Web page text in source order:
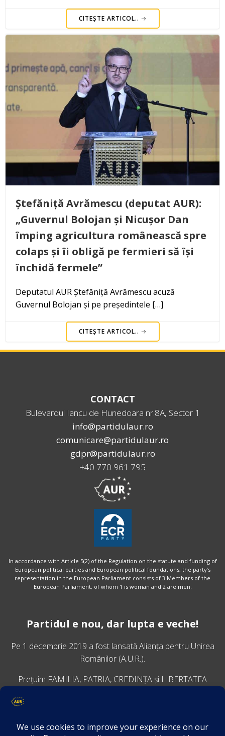
CITEȘTE ARTICOL..
Ștefăniță Avrămescu (deputat AUR):
„Guvernul Bolojan și Nicușor Dan
împing agricultura românească spre
colaps și îi obligă pe fermieri să își
închidă fermele”
Deputatul AUR Ștefăniță Avrămescu acuză
Guvernul Bolojan și pe președintele […]
CITEȘTE ARTICOL..
CONTACT
Bulevardul Iancu de Hunedoara nr.8A, Sector 1
info@partidulaur.ro
comunicare@partidulaur.ro
gdpr@partidulaur.ro
+40 770 961 795
In accordance with Article 5(2) of the Regulation on the statute and funding of
European political parties and European political foundations, the party’s
representation in the European Parliament consists of 3 Members of the
European Parliament, of whom 1 is woman and 2 are men.
Partidul e nou, dar lupta e veche!
Pe 1 decembrie 2019 a fost lansatăAlianța pentru Unirea
Românilor (A.U.R.).
Prețuim FAMILIA, PATRIA, CREDINȚA și LIBERTATEA